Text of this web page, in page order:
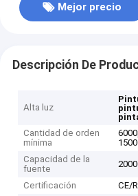
Mejor precio
Descripción De
Alta luz
Cantidad de orden
mínima
Capacidad de la
fuente
Certificación
CE/